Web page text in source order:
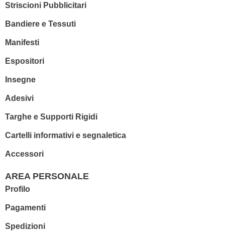
Striscioni Pubblicitari
Bandiere e Tessuti
Manifesti
Espositori
Insegne
Adesivi
Targhe e Supporti Rigidi
Cartelli informativi e segnaletica
Accessori
AREA PERSONALE
Profilo
Pagamenti
Spedizioni